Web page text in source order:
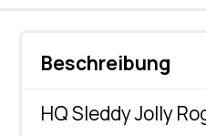
Beschreibung
HQ Sleddy Jolly